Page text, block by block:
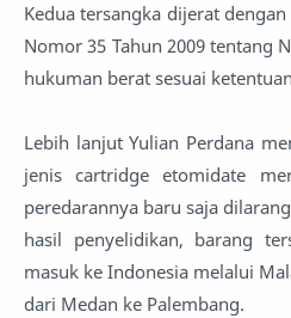
Kedua tersangka dijerat
Nomor 35 Tahun 2009 tentang
hukuman berat sesuai
Lebih lanjut Yulian Perdana
jenis cartridge etomidate
peredarannya baru saja
hasil penyelidikan, barang
masuk ke Indonesia melalui
dari Medan ke Palembang.